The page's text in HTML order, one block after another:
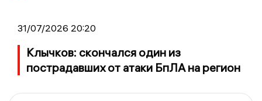
31/07/2026 20:20
Клычков: скончался один из
пострадавших от атаки БпЛА на регион